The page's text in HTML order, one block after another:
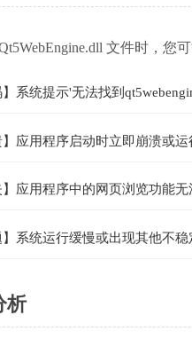
文件时，您
】系统提示'无法找到
】应用程序启动时立即崩溃或
】应用程序中的网页浏览功能
】系统运行缓慢或出现其他不稳
析